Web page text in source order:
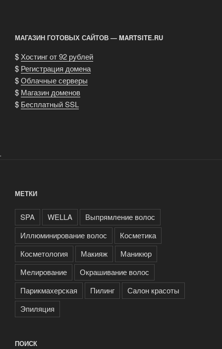
МАГАЗИН ГОТОВЫХ САЙТОВ — MARTSITE.RU
$Хостинг от 92 рублей
$ Регистрация домена
$Облачные серверы
$ Магазин доменов
$ Бесплатный SSL
.
МЕТКИ
SPA WELLA
Выпрямление волос
Иллюминирование волос
Косметика
Косметология
Макияж
Маникюр
Мелирование
Окрашивание волос
Парикмахерская
Пилинг
Салон красоты
Эпиляция
ПОИСК